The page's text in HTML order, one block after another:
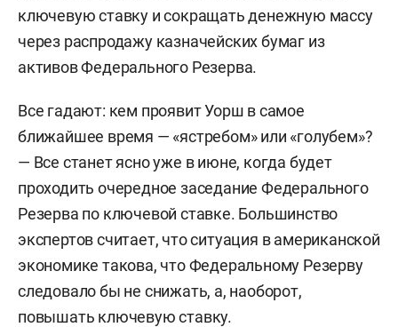
ключевую ставку и сокращать денежную массу
через распродажу казначейских бумаг из
активов Федерального Резерва.
Все гадают: кем проявит Уорш в самое
ближайшее время — «ястребом» или «голубем»?
— Все станет ясно уже в июне, когда будет
проходить очередное заседание Федерального
Резерва по ключевой ставке. Большинство
экспертов считает, что ситуация в американской
экономике такова, что Федеральному Резерву
следовало бы не снижать, а, наоборот,
повышать ключевую ставку.